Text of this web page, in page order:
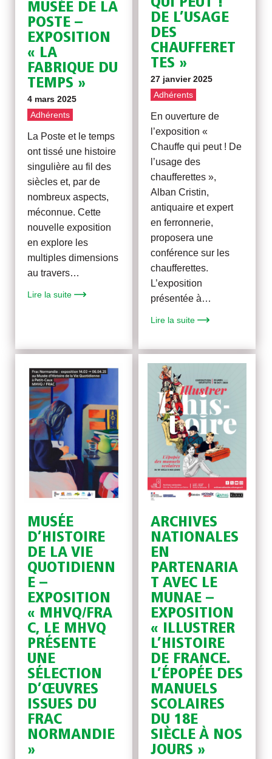
MUSÉE DE LA
POSTE –
EXPOSITION
« LA
FABRIQUE DU
TEMPS »
4 mars 2025
Adhérents
La Poste et le temps
ont tissé une histoire
singulière au fil des
siècles et, par de
nombreux aspects,
méconnue. Cette
nouvelle exposition
en explore les
multiples dimensions
au travers…
Lire la suite
DE L’USAGE
DES
CHAUFFERET
TES »
27 janvier 2025
Adhérents
En ouverture de
l’exposition «
Chauffe qui peut ! De
l’usage des
chaufferettes »,
Alban Cristin,
antiquaire et expert
en ferronnerie,
proposera une
conférence sur les
chaufferettes.
L’exposition
présentée à…
Lire la suite
MUSÉE
D’HISTOIRE
DE LA VIE
QUOTIDIENN
E –
EXPOSITION
« MHVQ/FRA
C, LE MHVQ
PRÉSENTE
UNE
SÉLECTION
D’ŒUVRES
ISSUES DU
FRAC
NORMANDIE
»
ARCHIVES
NATIONALES
EN
PARTENARIA
T AVEC LE
MUNAE –
EXPOSITION
« ILLUSTRER
L’HISTOIRE
DE FRANCE.
L’ÉPOPÉE DES
MANUELS
SCOLAIRES
DU 18E
SIÈCLE À NOS
JOURS »